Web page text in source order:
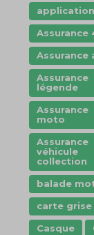
application
Assurance
Assurance
Assurance
légende
Assurance
moto
Assurance
véhicule
collection
balade
carte grise
Casque